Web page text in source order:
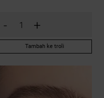
- +
Tambah ke troli